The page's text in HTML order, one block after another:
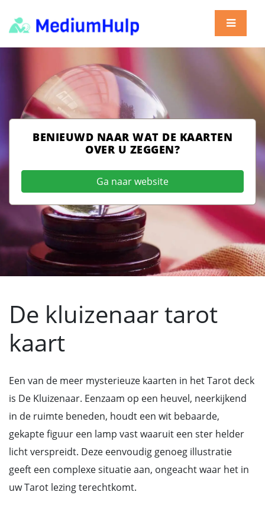
BENIEUWD NAAR WAT DE KAARTEN
OVER U ZEGGEN?
Ga naar website
De kluizenaar tarot
kaart
Een van de meer mysterieuze kaarten in het Tarot deck
is De Kluizenaar. Eenzaam op een heuvel, neerkijkend
in de ruimte beneden, houdt een wit bebaarde,
gekapte figuur een lamp vast waaruit een ster helder
licht verspreidt. Deze eenvoudig genoeg illustratie
geeft een complexe situatie aan, ongeacht waar het in
uw Tarot lezing terechtkomt.